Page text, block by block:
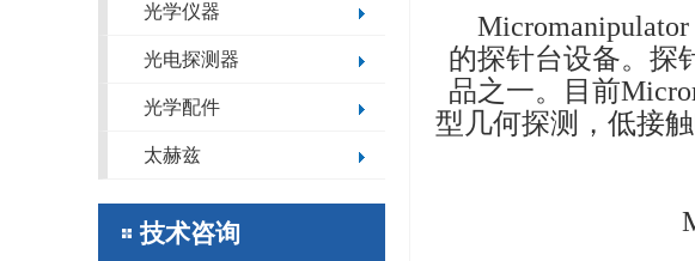
光学仪器
光电探测器
光学配件
太赫兹
技术咨询
Micromanipulator
的探针台设备。探
品之一。目前
型几何探测，低接